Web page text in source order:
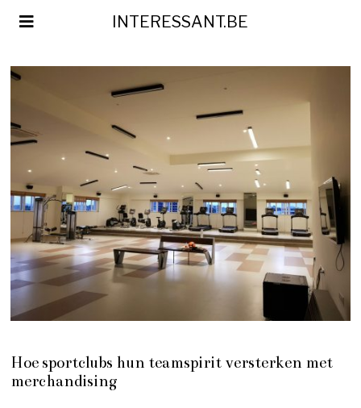
INTERESSANT.BE
Hoe sportclubs hun teamspirit versterken met
merchandising